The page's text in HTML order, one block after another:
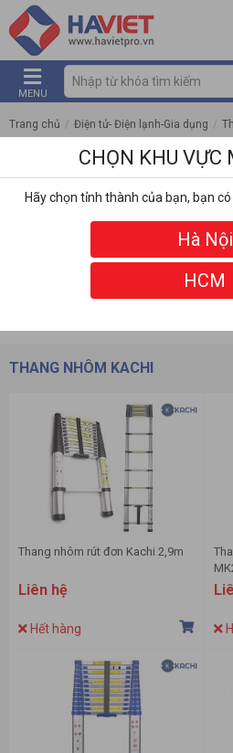
MENU
Trang chủ / Điện tử- Điện lạnh-Gia dụng /
THANG NHÔM KACHI
Thang nhôm rút đơn Kachi 2,9m
Liên hệ
Hết hàng
CHỌN KHU VỰC
Hãy chọn tỉnh thành của bạn, bạn
Hà Nội
HCM